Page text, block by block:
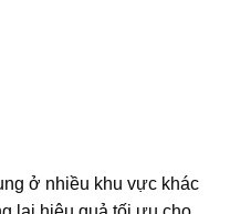
ở nhiều khu vực khác